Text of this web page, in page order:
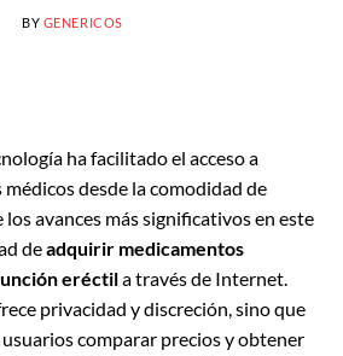
BY GENERICOS
ha facilitado el acceso a
desde la comodidad de
avances más significativos en este
deadquirir medicamentos
eréctila través de Internet.
privacidad y discreción, sino que
comparar precios y obtener